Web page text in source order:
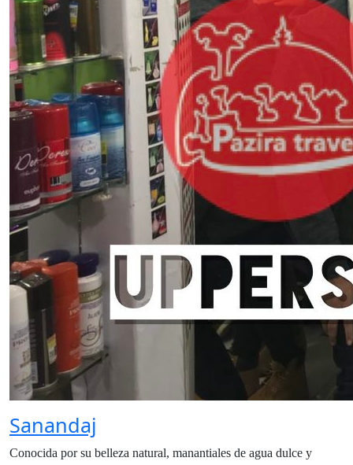
Sanandaj
Conocida por su belleza natural, manantiales de agua dulce y